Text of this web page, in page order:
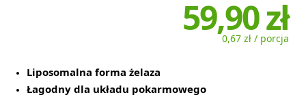
59,90 zł
0,67 zł / porcja
Liposomalna forma żelaza
Łagodny dla układu pokarmowego